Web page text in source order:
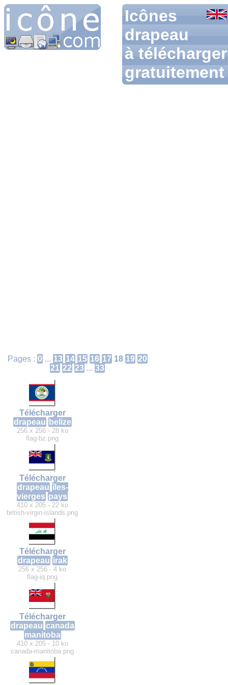
Icônes
drapeau
à télécharger
gratuitement
Pages : 0 ... 13 14 15 16 17 18 19 20
21 22 23 ... 33
Télécharger
drapeau belize
256 x 256 - 28 ko
flag-bz.png
Télécharger
drapeau îles-
vierges pays
410 x 205 - 22 ko
british-virgin-islands.png
Télécharger
drapeau irak
256 x 256 - 4 ko
flag-iq.png
Télécharger
drapeau canada
manitoba
410 x 205 - 10 ko
canada-manitoba.png